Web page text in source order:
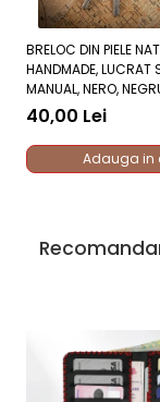
BRELOC DIN PIELE
HANDMADE, LUCRAT
MANUAL, NERO,
ROMANIA
40,00 Lei
Adauga in